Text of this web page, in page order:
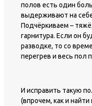
полов есть один
выдерживают на
Подчёркиваем –
гарнитура. Если он
разводке, то со
перегрев и весь пол
И исправить такую
(впрочем, как и